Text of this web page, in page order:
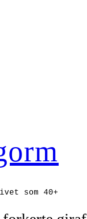
som 40+